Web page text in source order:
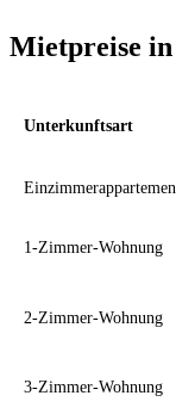
Mietpreise
Unterkunftsart
1-Zimmer-Wohnung
2-Zimmer-Wohnung
3-Zimmer-Wohnung